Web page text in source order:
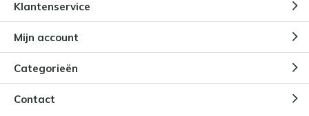
Klantenservice
Mijn account
Categorieën
Contact